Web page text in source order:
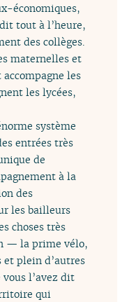
économiques,
tout à l’heure,
des collèges.
maternelles et
les
les lycées,
système
entrées très
de
à la
des
les bailleurs
choses très
— la prime vélo,
plein d’autres
vous l’avez dit
qui